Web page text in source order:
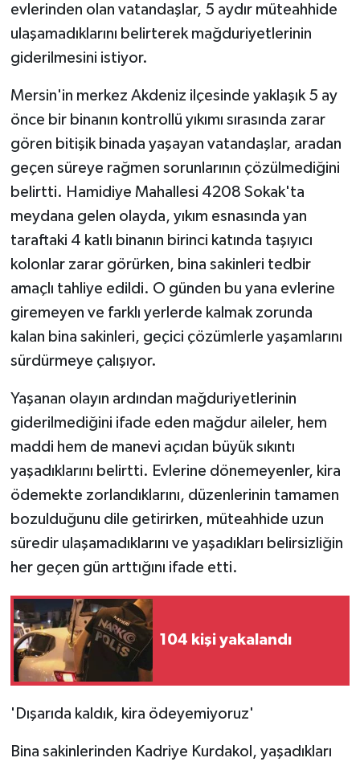
evlerinden olan vatandaşlar, 5 aydır müteahhide
ulaşamadıklarını belirterek mağduriyetlerinin
giderilmesini istiyor.
Mersin'in merkez Akdeniz ilçesinde yaklaşık 5 ay
önce bir binanın kontrollü yıkımı sırasında zarar
gören bitişik binada yaşayan vatandaşlar, aradan
geçen süreye rağmen sorunlarının çözülmediğini
belirtti. Hamidiye Mahallesi 4208 Sokak'ta
meydana gelen olayda, yıkım esnasında yan
taraftaki 4 katlı binanın birinci katında taşıyıcı
kolonlar zarar görürken, bina sakinleri tedbir
amaçlı tahliye edildi. O günden bu yana evlerine
giremeyen ve farklı yerlerde kalmak zorunda
kalan bina sakinleri, geçici çözümlerle yaşamlarını
sürdürmeye çalışıyor.
Yaşanan olayın ardından mağduriyetlerinin
giderilmediğini ifade eden mağdur aileler, hem
maddi hem de manevi açıdan büyük sıkıntı
yaşadıklarını belirtti. Evlerine dönemeyenler, kira
ödemekte zorlandıklarını, düzenlerinin tamamen
bozulduğunu dile getirirken, müteahhide uzun
süredir ulaşamadıklarını ve yaşadıkları belirsizliğin
her geçen gün arttığını ifade etti.
104 kişi yakalandı
'Dışarıda kaldık, kira ödeyemiyoruz'
Bina sakinlerinden Kadriye Kurdakol, yaşadıkları